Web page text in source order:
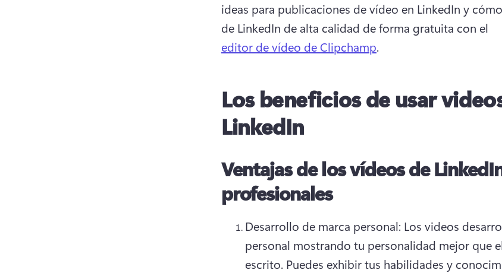
ideas para publicaciones de vídeo en LinkedIn y
de LinkedIn de alta calidad de forma gratuita con el
editor de vídeo de Clipchamp.
Los beneficios de usar
LinkedIn
Ventajas de los vídeos de
profesionales
Desarrollo de marca personal: Los videos
personal mostrando tu personalidad mejor que
escrito. Puedes exhibir tus habilidades y